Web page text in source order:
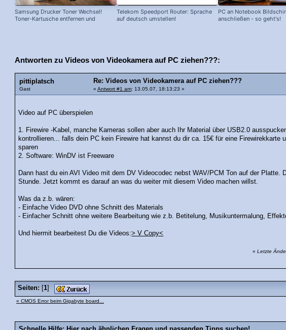
Samsung Drucker Toner Wechsel!
Toner-Kartusche entfernen und
Telekom Speedport Router: Sprache
auf deutsch umstellen!
PC an Notebook
anschließen - so geht's!
Antworten zu Videos von Videokamera auf PC ziehen???:
pittiplatsch
Gast
Re: Videos von Videokamera auf PC ziehen???
« Antwort #1 am: 13.05.07, 18:13:23 »
Video auf PC überspielen
1. Firewire -Kabel, manche Kameras sollen aber auch Ihr Material über USB2.0
kontrollieren... falls dein PC kein Firewire hat kannst du dir ca. 15€ für eine Firewirekkarte
sparen
2. Software: WinDV ist Freeware
Dann hast du ein AVI Video mit dem DV Videocodec nebst WAV/PCM Ton auf der Platte.
Stunde. Jetzt kommt es darauf an was du weiter mit diesem Video machen willst.
Was da z.b. wären:
- Einfache Video DVD ohne Schnitt des Materials
- Einfacher Schnitt ohne weitere Bearbeitung wie z.b. Betitelung, Musikuntermalung,
Und hiermit bearbeitest Du die Videos:> V Copy<
« Letzte
Seiten: [1]
« CMOS Error beim Gigabyte board...